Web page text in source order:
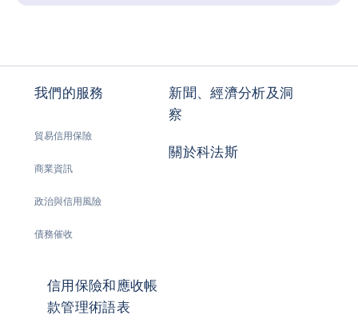
我們的服務
貿易信用保險
商業資訊
政治與信用風險
債務催收
新聞、經濟分析及洞
察
關於科法斯
信用保險和應收帳
款管理術語表